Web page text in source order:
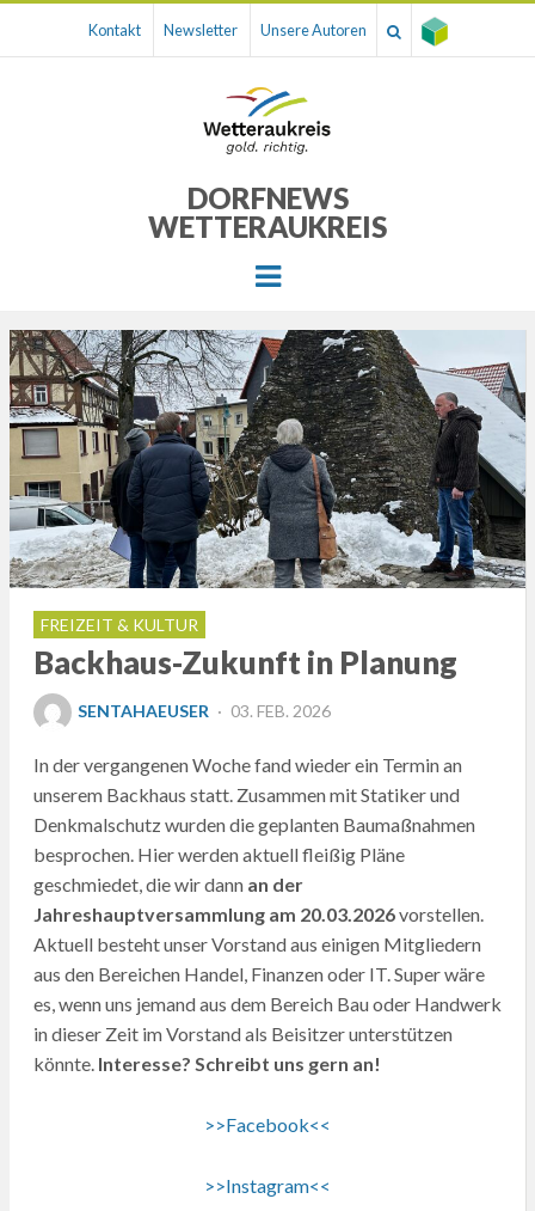
Kontakt Newsletter Unsere Autoren
DORFNEWS
WETTERAUKREIS
Menu
FREIZEIT & KULTUR
Backhaus-Zukunft in Planung
SENTAHAEUSER
POSTED
03. FEB. 2026
In der vergangenen Woche fand wieder ein Termin an
unserem Backhaus statt. Zusammen mit Statiker und
Denkmalschutz wurden die geplanten Baumaßnahmen
besprochen. Hier werden aktuell fleißig Pläne
geschmiedet, die wir dann an der
Jahreshauptversammlung am 20.03.2026vorstellen.
Aktuell besteht unser Vorstand aus einigen Mitgliedern
aus den Bereichen Handel, Finanzen oder IT. Super wäre
es, wenn uns jemand aus dem Bereich Bau oder Handwerk
in dieser Zeit im Vorstand als Beisitzer unterstützen
könnte. Interesse? Schreibt uns gern an!
>>Facebook<<
>>Instagram<<